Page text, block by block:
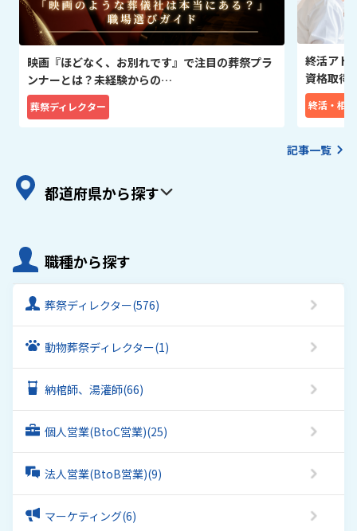
記事一覧
映画『ほどなく、お別れです』で注目の葬祭プラ
ンナーとは？未経験からの…
葬祭ディレクター
終活アド
資格取得
終活・相
都道府県から探す
職種から探す
葬祭ディレクター(576)
動物葬祭ディレクター(1)
納棺師、湯灌師(66)
個人営業(BtoC営業)(25)
法人営業(BtoB営業)(9)
マーケティング(6)